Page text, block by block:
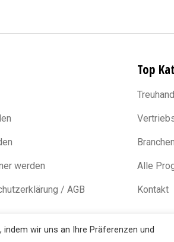
werden
/ AGB
Top
Alle
Kontakt
wir uns an Ihre Präferenzen und